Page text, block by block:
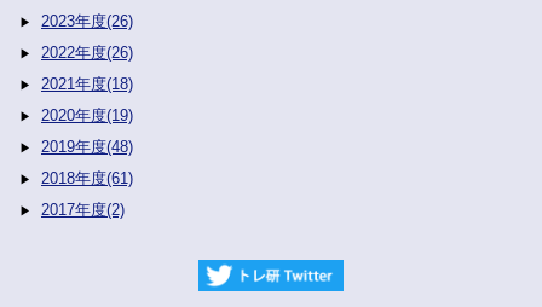
2023年度(26)
2022年度(26)
2021年度(18)
2020年度(19)
2019年度(48)
2018年度(61)
2017年度(2)